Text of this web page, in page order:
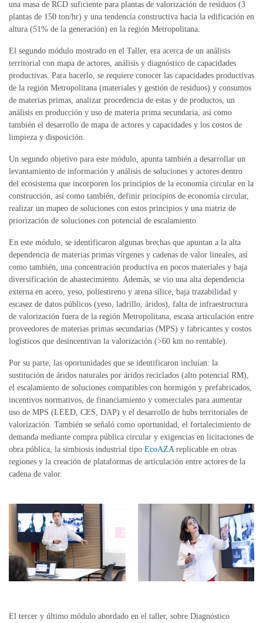
una masa de RCD suficiente para plantas de valorización de residuos (3
plantas de 150 ton/hr) y una tendencia constructiva hacia la edificación en
altura (51% de la generación) en la región Metropolitana.
El segundo módulo mostrado en el Taller, era acerca de un análisis
territorial con mapa de actores, análisis y diagnóstico de capacidades
productivas. Para hacerlo, se requiere conocer las capacidades productivas
de la región Metropolitana (materiales y gestión de residuos) y consumos
de materias primas, analizar procedencia de estas y de productos, un
análisis en producción y uso de materia prima secundaria, así como
también el desarrollo de mapa de actores y capacidades y los costos de
limpieza y disposición.
Un segundo objetivo para este módulo, apunta también a desarrollar un
levantamiento de información y análisis de soluciones y actores dentro
del ecosistema que incorporen los principios de la economía circular en la
construcción, así como también, definir principios de economía circular,
realizar un mapeo de soluciones con estos principios y una matriz de
priorización de soluciones con potencial de escalamiento.
En este módulo, se identificaron algunas brechas que apuntan a la alta
dependencia de materias primas vírgenes y cadenas de valor lineales, así
como también, una concentración productiva en pocos materiales y baja
diversificación de abastecimiento. Además, se vio una alta dependencia
externa en acero, yeso, poliestireno y arena sílice, baja trazabilidad y
escasez de datos públicos (yeso, ladrillo, áridos), falta de infraestructura
de valorización fuera de la región Metropolitana, escasa articulación entre
proveedores de materias primas secundarias (MPS) y fabricantes y costos
logísticos que desincentivan la valorización (>60 km no rentable).
Por su parte, las oportunidades que se identificaron incluían: la
sustitución de áridos naturales por áridos reciclados (alto potencial RM),
el escalamiento de soluciones compatibles con hormigón y prefabricados,
incentivos normativos, de financiamiento y comerciales para aumentar
uso de MPS (LEED, CES, DAP) y el desarrollo de hubs territoriales de
valorización. También se señaló como oportunidad, el fortalecimiento de
demanda mediante compra pública circular y exigencias en licitaciones de
obra pública, la simbiosis industrial tipo EcoAZA replicable en otras
regiones y la creación de plataformas de articulación entre actores de la
cadena de valor.
El tercer y último módulo abordado en el taller, sobre Diagnóstico